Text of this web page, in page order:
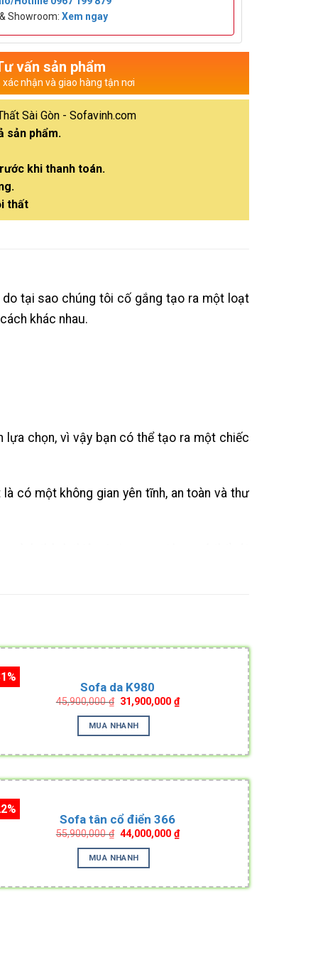
Showroom: Xem ngay
vấn sản phẩm
xác nhận và giao hàng tận nơi
Sài Gòn - Sofavinh.com
sản phẩm.
khi thanh toán.
thất
tại sao chúng tôi cố gắng tạo ra một loạt
khác nhau.
chọn, vì vậy bạn có thể tạo ra một chiếc
có một không gian yên tĩnh, an toàn và thư
Sofa da K980
45,900,000₫ Original
price
was:
45,900,000 ₫.
31,900,000₫Current
price
MUA NHANH
Sofa tân cổ điển 366
55,900,000₫ Original
price
was:
55,900,000 ₫.
44,000,000₫Current
price
MUA NHANH